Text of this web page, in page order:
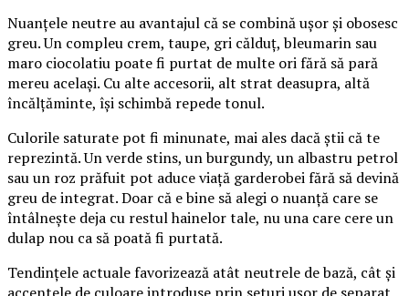
Nuanțele neutre au avantajul că se combină ușor și obosesc
greu. Un compleu crem, taupe, gri călduț, bleumarin sau
maro ciocolatiu poate fi purtat de multe ori fără să pară
mereu același. Cu alte accesorii, alt strat deasupra, altă
încălțăminte, își schimbă repede tonul.
Culorile saturate pot fi minunate, mai ales dacă știi că te
reprezintă. Un verde stins, un burgundy, un albastru petrol
sau un roz prăfuit pot aduce viață garderobei fără să devină
greu de integrat. Doar că e bine să alegi o nuanță care se
întâlnește deja cu restul hainelor tale, nu una care cere un
dulap nou ca să poată fi purtată.
Tendințele actuale favorizează atât neutrele de bază, cât și